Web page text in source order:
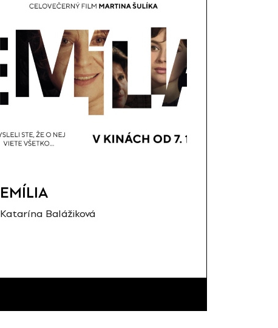
EMÍLIA
Katarína Balážiková